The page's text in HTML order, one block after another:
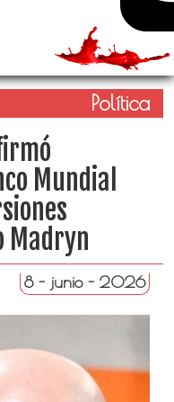
Política
Mundial
Madryn
8 - junio - 2026